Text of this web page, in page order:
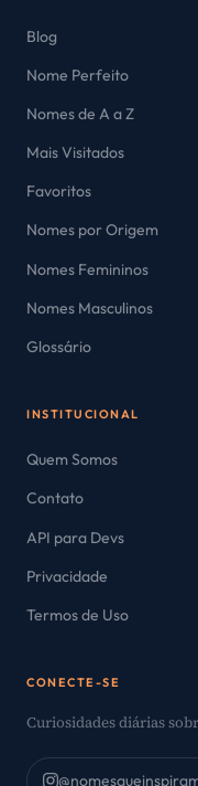
Blog
Nome Perfeito
Nomes de A a Z
Mais Visitados
Favoritos
Nomes por Origem
Nomes Femininos
Nomes Masculinos
Glossário
INSTITUCIONAL
Quem Somos
Contato
API para Devs
Privacidade
Termos de Uso
CONECTE-SE
Curiosidades diárias